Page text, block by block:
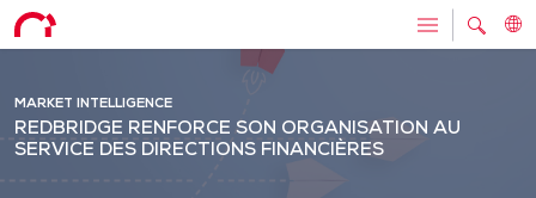
MARKET INTELLIGENCE
REDBRIDGE RENFORCE SON ORGANISATION AU
SERVICE DES DIRECTIONS FINANCIÈRES